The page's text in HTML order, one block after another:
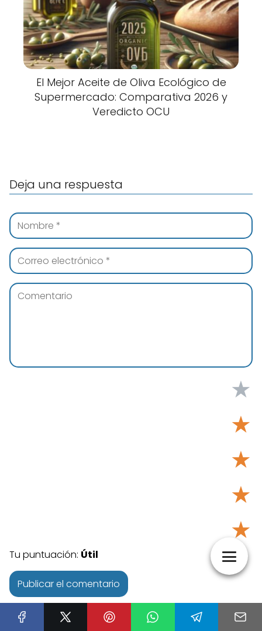
El Mejor Aceite de Oliva Ecológico de
Supermercado: Comparativa 2026 y
Veredicto OCU
Deja una respuesta
★
★
★
★
★
Tu puntuación: Útil